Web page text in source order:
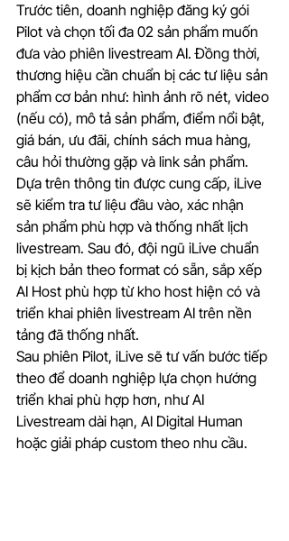
Trước tiên, doanh nghiệp đăng ký gói
Pilot và chọn tối đa 02 sản phẩm muốn
đưa vào phiên livestream AI. Đồng thời,
thương hiệu cần chuẩn bị các tư liệu sản
phẩm cơ bản như: hình ảnh rõ nét, video
(nếu có), mô tả sản phẩm, điểm nổi bật,
giá bán, ưu đãi, chính sách mua hàng,
câu hỏi thường gặp và link sản phẩm.
Dựa trên thông tin được cung cấp, iLive
sẽ kiểm tra tư liệu đầu vào, xác nhận
sản phẩm phù hợp và thống nhất lịch
livestream. Sau đó, đội ngũ iLive chuẩn
bị kịch bản theo format có sẵn, sắp xếp
AI Host phù hợp từ kho host hiện có và
triển khai phiên livestream AI trên nền
tảng đã thống nhất.
Sau phiên Pilot, iLive sẽ tư vấn bước tiếp
theo để doanh nghiệp lựa chọn hướng
triển khai phù hợp hơn, như AI
Livestream dài hạn, AI Digital Human
hoặc giải pháp custom theo nhu cầu.